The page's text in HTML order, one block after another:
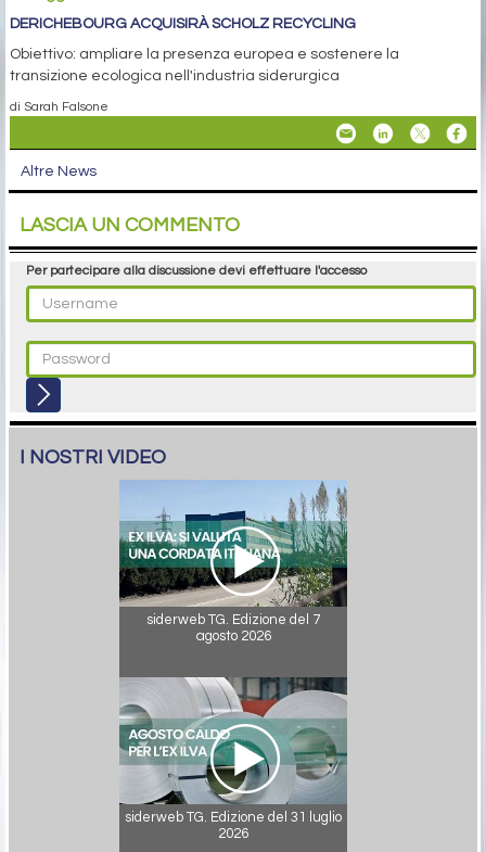
DERICHEBOURG ACQUISIRÀ SCHOLZ RECYCLING
Obiettivo: ampliare la presenza europea e sostenere la
transizione ecologica nell'industria siderurgica
di Sarah Falsone
Altre News
LASCIA UN COMMENTO
Per partecipare alla discussione devi effettuare l'accesso
I NOSTRI VIDEO
siderweb TG. Edizione del 7
agosto 2026
siderweb TG. Edizione del 31 luglio
2026